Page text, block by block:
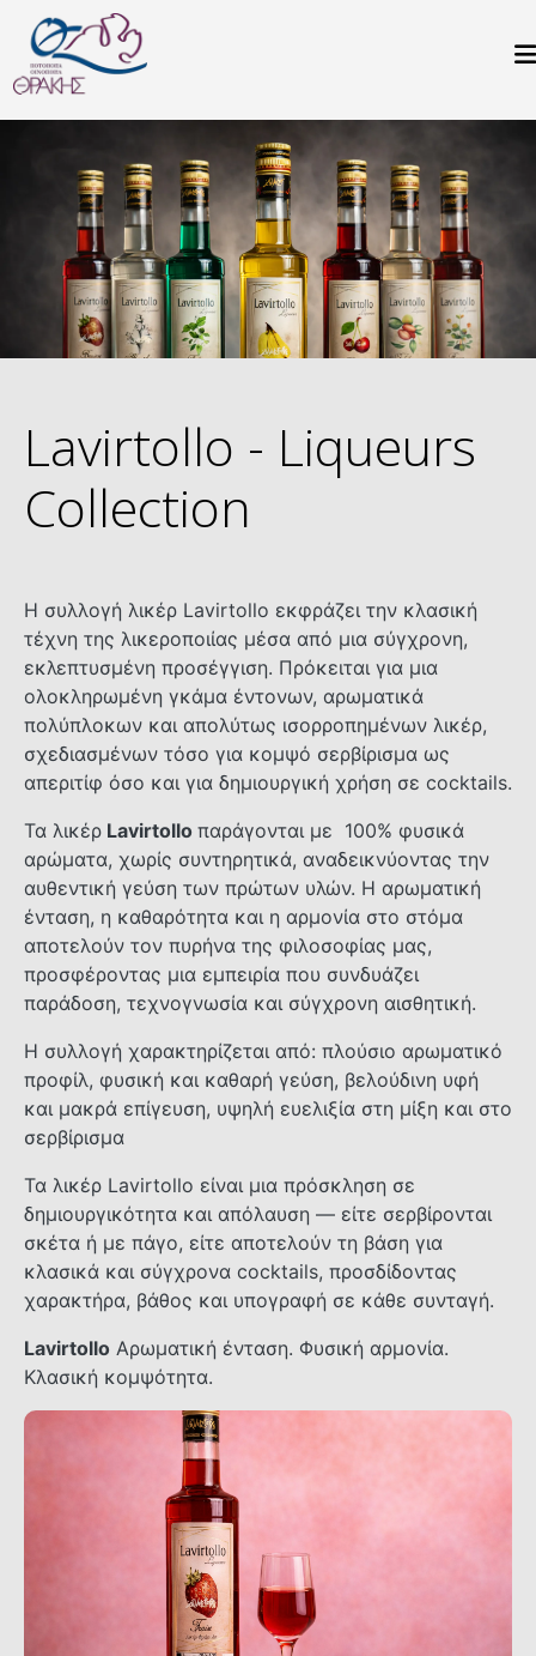
Παράκαμψη προς το κυρίως περιεχόμενο
Lavirtollo - Liqueurs
Collection
Η συλλογή λικέρ Lavirtollo εκφράζει την κλασική
τέχνη της λικεροποιίας μέσα από μια σύγχρονη,
εκλεπτυσμένη προσέγγιση. Πρόκειται για μια
ολοκληρωμένη γκάμα έντονων, αρωματικά
πολύπλοκων και απολύτως ισορροπημένων λικέρ,
σχεδιασμένων τόσο για κομψό σερβίρισμα ως
απεριτίφ όσο και για δημιουργική χρήση σε cocktails.
Τα λικέρ Lavirtollo παράγονται με 100% φυσικά
αρώματα, χωρίς συντηρητικά, αναδεικνύοντας την
αυθεντική γεύση των πρώτων υλών. Η αρωματική
ένταση, η καθαρότητα και η αρμονία στο στόμα
αποτελούν τον πυρήνα της φιλοσοφίας μας,
προσφέροντας μια εμπειρία που συνδυάζει
παράδοση, τεχνογνωσία και σύγχρονη αισθητική.
Η συλλογή χαρακτηρίζεται από: πλούσιο αρωματικό
προφίλ, φυσική και καθαρή γεύση, βελούδινη υφή
και μακρά επίγευση, υψηλή ευελιξία στη μίξη και στο
σερβίρισμα
Τα λικέρ Lavirtollo είναι μια πρόσκληση σε
δημιουργικότητα και απόλαυση — είτε σερβίρονται
σκέτα ή με πάγο, είτε αποτελούν τη βάση για
κλασικά και σύγχρονα cocktails, προσδίδοντας
χαρακτήρα, βάθος και υπογραφή σε κάθε συνταγή.
Lavirtollo Αρωματική ένταση. Φυσική αρμονία.
Κλασική κομψότητα.